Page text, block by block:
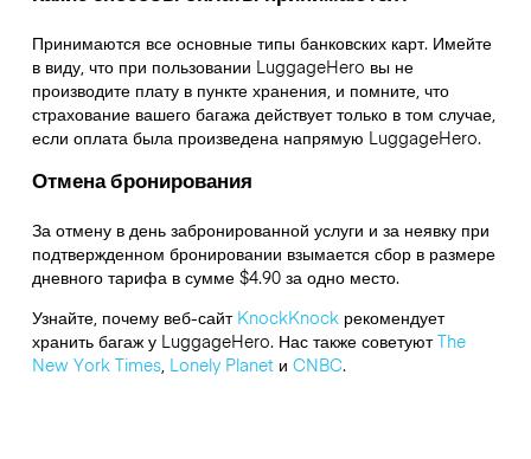
Принимаются все основные типы банковских карт. Имейте
в виду, что при пользовании LuggageHero вы не
производите плату в пункте хранения, и помните, что
страхование вашего багажа действует только в том случае,
если оплата была произведена напрямую LuggageHero.
Отмена бронирования
За отмену в день забронированной услуги и за неявку при
подтвержденном бронировании взымается сбор в размере
дневного тарифа в сумме $4.90 за одно место.
Узнайте, почему веб-сайт KnockKnockрекомендует
хранить багаж у LuggageHero. Нас также советуютThe
New York Times, Lonely Planetи CNBC.